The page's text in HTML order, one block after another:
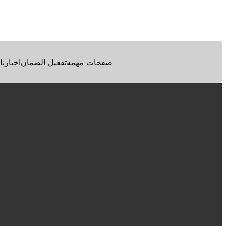
اخبارناتفعيل الضمانصفحات مهمه